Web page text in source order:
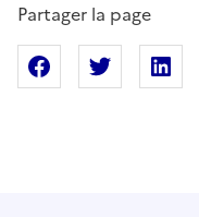
Partager la page
Partager sur